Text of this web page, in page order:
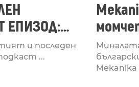
ЕПИЗОД:
3и последен
...
Mekanika